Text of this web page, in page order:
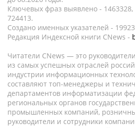
Ключевых фраз выявлено - 1463328,
724413.
Создано именных указателей -
Редакция Индексной книги CNews -
Читатели CNews — это
из самых успешных отраслей
индустрии информационных
составляют топ-менеджеры и
департаментов информатизации
региональных органов
промышленных компаний,
руководители и сотрудники